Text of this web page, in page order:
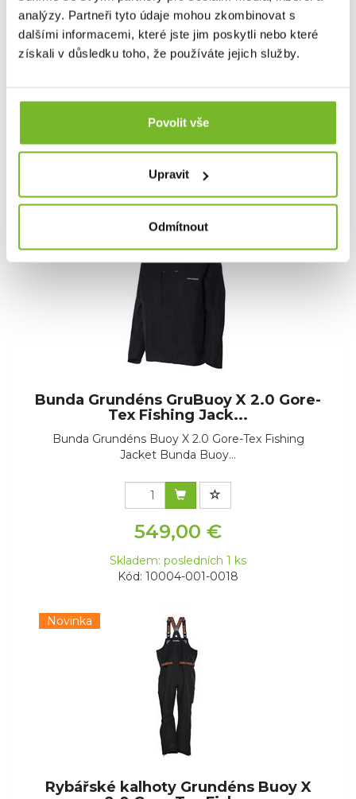
analýzy. Partneři tyto údaje mohou zkombinovat s
dalšími informacemi, které jste jim poskytli nebo které
získali v důsledku toho, že používáte jejich služby.
Povolit vše
Upravit
Odmítnout
Bunda Grundéns Buoy X 2.0 Gore-Tex
Fishing Jacket ...
Bunda Grundéns Buoy X 2.0 Gore-Tex Fishing
549,00 €
Skladem: posledních 2 ks
Bunda Grundéns GruBuoy X 2.0 Gore-
Tex Fishing Jack...
Bunda Grundéns Buoy X 2.0 Gore-Tex Fishing
Jacket Bunda Buoy...
549,00 €
Skladem: posledních 1 ks
Kód: 10004-001-0018
Novinka
Rybářské kalhoty Grundéns Buoy X